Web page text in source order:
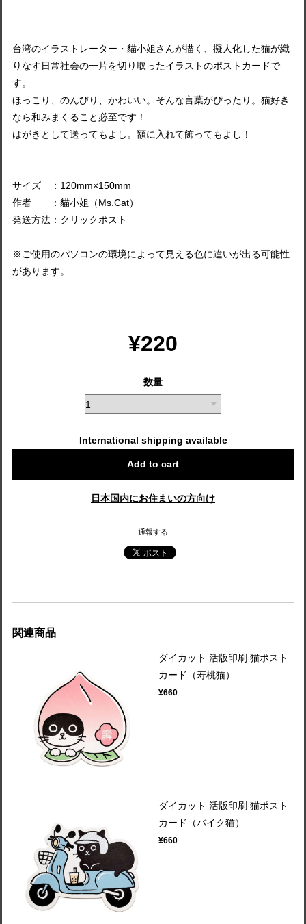
台湾のイラストレーター・貓小姐さんが描く、擬人化した猫が織
りなす日常社会の一片を切り取ったイラストのポストカードで
す。
ほっこり、のんびり、かわいい。そんな言葉がぴったり。猫好き
なら和みまくること必至です！
はがきとして送ってもよし。額に入れて飾ってもよし！
サイズ ：120mm×150mm
作者 ：貓小姐（Ms.Cat）
発送方法：クリックポスト
※ご使用のパソコンの環境によって見える色に違いが出る可能性
があります。
¥220
数量
International shipping available
Add to cart
日本国内にお住まいの方向け
通報する
関連商品
ダイカット 活版印刷 猫ポスト
カード（寿桃猫）
¥660
ダイカット 活版印刷 猫ポスト
カード（バイク猫）
¥660